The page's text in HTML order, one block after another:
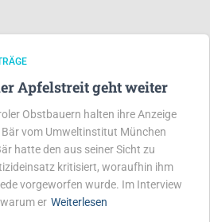
Apfelstreit geht weiter
Obstbauern halten ihre Anzeige
Bär vom Umweltinstitut München
hatte den aus seiner Sicht zu
kritisiert, woraufhin ihm
vorgeworfen wurde. Im Interview
er Weiterlesen